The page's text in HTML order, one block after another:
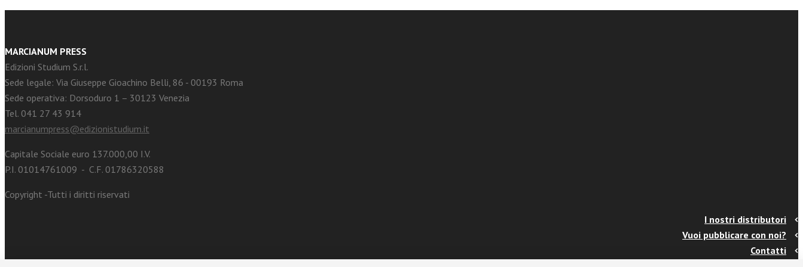
MARCIANUM PRESS
Edizioni Studium S.r.l.
Sede legale: Via Giuseppe Gioachino Belli, 86 - 00193 Roma
Sede operativa: Dorsoduro 1 – 30123 Venezia
Tel. 041 27 43 914
marcianumpress@edizionistudium.it
Capitale Sociale euro 137.000,00 I.V.
P.I. 01014761009 - C.F. 01786320588
Copyright -Tutti i diritti riservati
I nostri distributori
Vuoi pubblicare con noi?
Contatti